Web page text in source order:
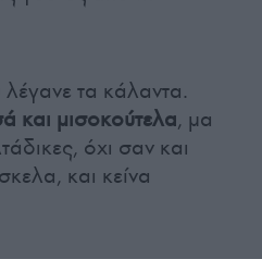
τα κάλαντα.
και μισοκούτελα, μα
όχι σαν και
και κείνα